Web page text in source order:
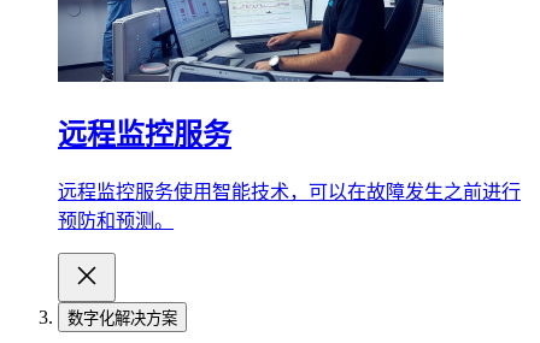
远程监控服务
远程监控服务使用智能技术，可以在故障发生之前进行
预防和预测。
数字化解决方案